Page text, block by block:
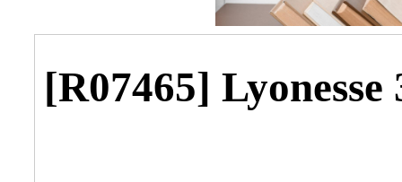
[R07465]